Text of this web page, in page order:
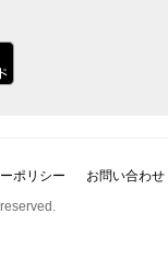
ポリシー
お問い合わせ